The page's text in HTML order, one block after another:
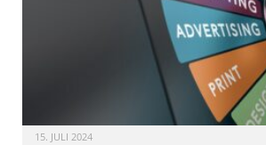
15. JULI 2024